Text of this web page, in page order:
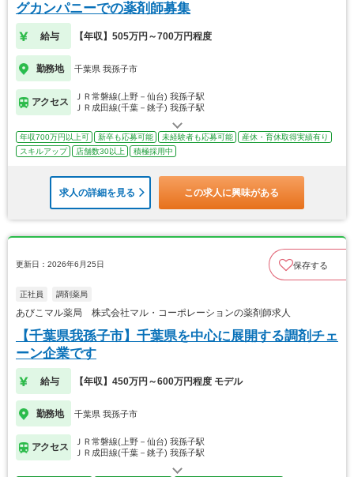
グカンパニーでの薬剤師募集
給与 【年収】505万円～700万円程度
勤務地 千葉県 我孫子市
アクセス
ＪＲ常磐線(上野－仙台) 我孫子駅
ＪＲ成田線(千葉－銚子) 我孫子駅
年収700万円以上可 新卒も応募可能 未経験者も応募可能
産休・育休取得実績有り
スキルアップ
店舗数30以上 積極採用中
求人の詳細を見る この求人に興味がある
更新日：2026年6月25日 保存する
正社員 調剤薬局
あびこマル薬局 株式会社マル・コーポレーションの薬剤師求人
【千葉県我孫子市】千葉県を中心に展開する調剤チェ
ーン企業です
給与 【年収】450万円～600万円程度 モデル
勤務地 千葉県 我孫子市
アクセス
ＪＲ常磐線(上野－仙台) 我孫子駅
ＪＲ成田線(千葉－銚子) 我孫子駅